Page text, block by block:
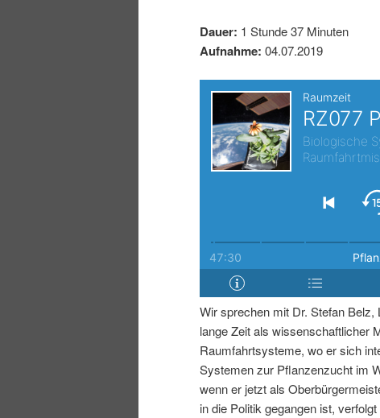
n
h
a
l
s
r
i
n
n
I
n
h
l
s
p
r
Dauer: 1 Stunde 37 Minuten
Aufnahme: 04.07.2019
Wir sprechen mit Dr. Stefan
lange Zeit als wissenschaftlicher
Raumfahrtsysteme, wo er sich
Systemen zur Pflanzenzucht im
wenn er jetzt als
in die Politik gegangen ist,